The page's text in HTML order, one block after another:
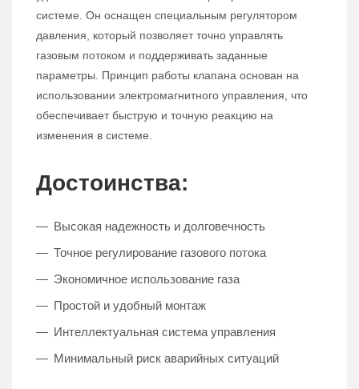
системе. Он оснащен специальным регулятором
давления, который позволяет точно управлять
газовым потоком и поддерживать заданные
параметры. Принцип работы клапана основан на
использовании электромагнитного управления, что
обеспечивает быструю и точную реакцию на
изменения в системе.
Достоинства:
Высокая надежность и долговечность
Точное регулирование газового потока
Экономичное использование газа
Простой и удобный монтаж
Интеллектуальная система управления
Минимальный риск аварийных ситуаций